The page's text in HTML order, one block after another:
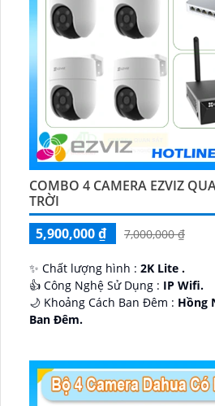
COMBO 4 CAMERA EZVIZ
TRỜI
5,900,000 ₫
7,000,000 ₫
✨ Chất lượng hình : 2K Lite .
👍 Công Nghệ Sử Dụng : IP Wifi.
🌙 Khoảng Cách Ban Đêm : Hồng
Ban Ðêm.